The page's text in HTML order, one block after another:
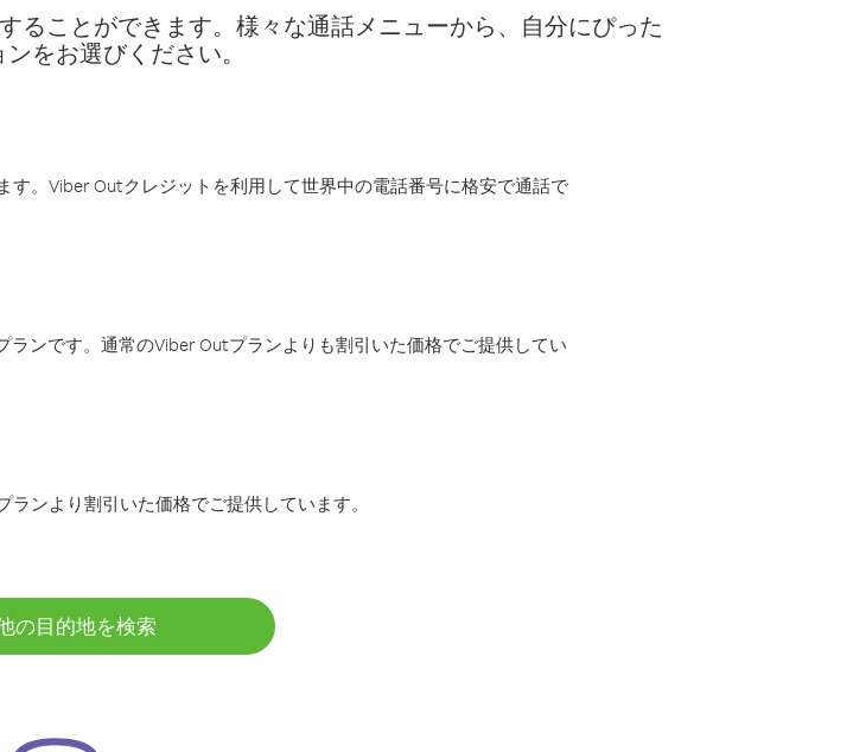
ることができます。様々な通話メニューから、自分にぴった
をお選びください。
。Viber Outクレジットを利用して世界中の電話番号に格安で通話で
ンです。通常のViber Outプランよりも割引いた価格でご提供してい
ンより割引いた価格でご提供しています。
の目的地を検索